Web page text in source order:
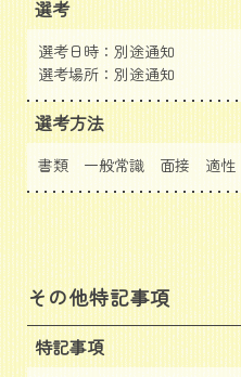
選考
選考日時：別途通知
選考場所：別途通知
選考方法
書類 一般常識 面接 適性
その他特記事項
特記事項